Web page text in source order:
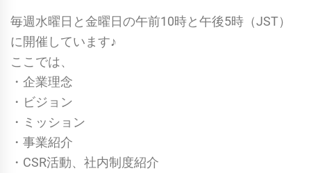
毎週水曜日と金曜日の午前10時と午後5時（JST）
に開催しています♪
ここでは、
・企業理念
・ビジョン
・ミッション
・事業紹介
・CSR活動、社内制度紹介